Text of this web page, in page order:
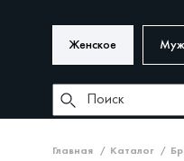
Женское
Главная Каталог